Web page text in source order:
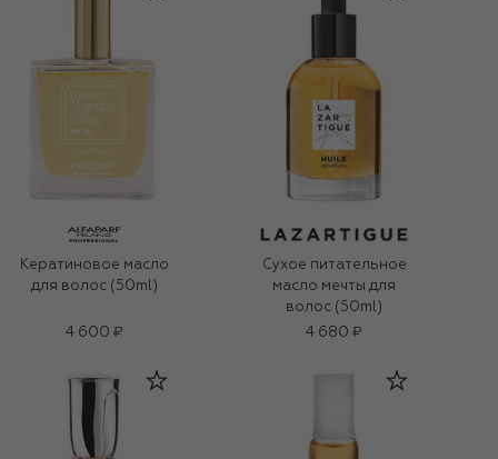
Кератиновое масло
для волос (50ml)
4 600 ₽
Сухое питательное
масло мечты для
волос (50ml)
4 680 ₽